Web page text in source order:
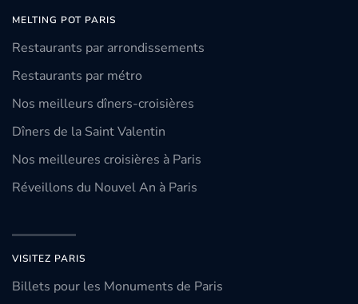
MELTING POT PARIS
Restaurants par arrondissements
Restaurants par métro
Nos meilleurs dîners-croisières
Dîners de la Saint Valentin
Nos meilleures croisières à Paris
Réveillons du Nouvel An à Paris
VISITEZ PARIS
Billets pour les Monuments de Paris